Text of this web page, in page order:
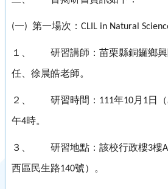
(一) 第一場次： CLIL in Natural
１、
研習講師：苗栗縣銅鑼鄉
任、徐晨皓老師。
２、 研習時間： 111年10月 1日
午4時。
３、 研習地點：該校行政樓3樓
西區民生路140號）。